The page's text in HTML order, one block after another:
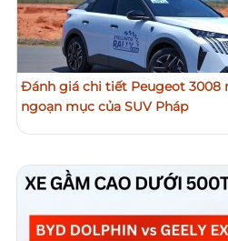
Đánh giá chi tiết Peugeot 3008
ngoạn mục của SUV Pháp